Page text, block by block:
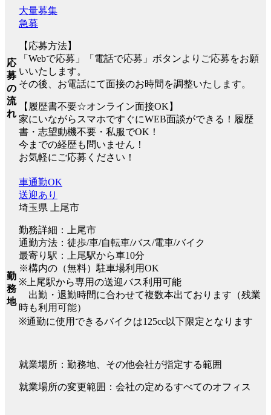
応
募
の
流
れ
大量募集
急募
【応募方法】
「Webで応募」「電話で応募」ボタンよりご応募をお願
いいたします。
その後、お電話にて面接のお時間を調整いたします。
【履歴書不要☆オンライン面接OK】
家にいながらスマホですぐにWEB面談ができる！履歴
書・志望動機不要・私服でOK！
今までの経歴も問いません！
お気軽にご応募ください！
勤
務
地
車通勤OK
送迎あり
埼玉県 上尾市
勤務詳細：上尾市
通勤方法：徒歩/車/自転車/バス/電車/バイク
最寄り駅：上尾駅から車10分
※構内の（無料）駐車場利用OK
※上尾駅から専用の送迎バス利用可能
出勤・退勤時間に合わせて複数本出ております（残業
時も利用可能）
※通勤に使用できるバイクは125cc以下限定となります
就業場所：勤務地、その他会社が指定する範囲
就業場所の変更範囲：会社の定めるすべてのオフィス